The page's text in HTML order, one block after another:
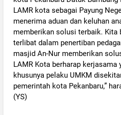
LAMR kota sebagai Payung
menerima aduan dan keluhan
memberikan solusi terbaik. Kita
terlibat dalam penertiban
masjid An-Nur memberikan
LAMR Kota berharap kerjasama
khusunya pelaku UMKM
pemerintah kota Pekanbaru,”
(YS)